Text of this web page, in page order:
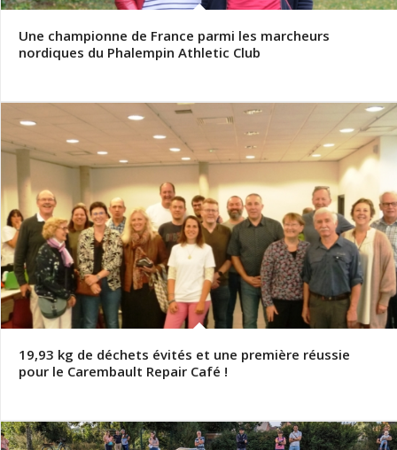
Une championne de France parmi les marcheurs
nordiques du Phalempin Athletic Club
19,93 kg de déchets évités et une première réussie
pour le Carembault Repair Café !